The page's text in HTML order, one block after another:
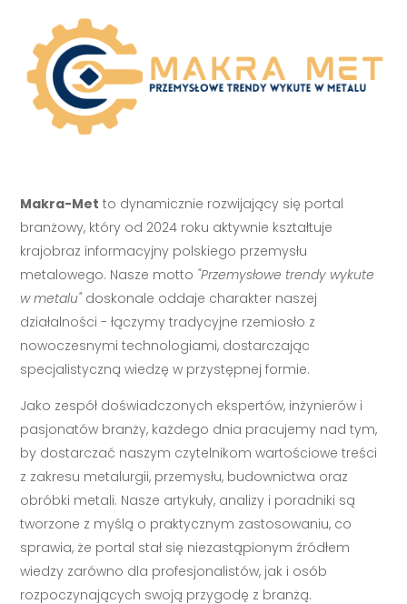
Makra-Met to dynamicznie rozwijający się portal
branżowy, który od 2024 roku aktywnie kształtuje
krajobraz informacyjny polskiego przemysłu
metalowego. Nasze motto "Przemysłowe trendy wykute
w metalu"doskonale oddaje charakter naszej
działalności - łączymy tradycyjne rzemiosło z
nowoczesnymi technologiami, dostarczając
specjalistyczną wiedzę w przystępnej formie.
Jako zespół doświadczonych ekspertów, inżynierów i
pasjonatów branży, każdego dnia pracujemy nad tym,
by dostarczać naszym czytelnikom wartościowe treści
z zakresu metalurgii, przemysłu, budownictwa oraz
obróbki metali. Nasze artykuły, analizy i poradniki są
tworzone z myślą o praktycznym zastosowaniu, co
sprawia, że portal stał się niezastąpionym źródłem
wiedzy zarówno dla profesjonalistów, jak i osób
rozpoczynających swoją przygodę z branżą.